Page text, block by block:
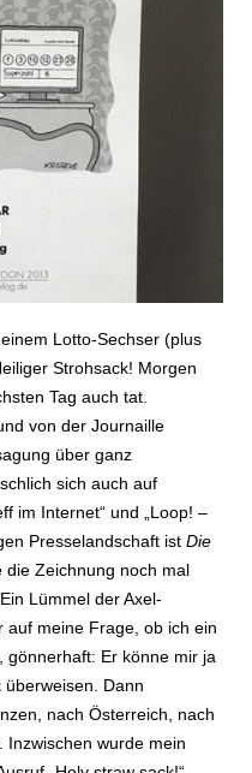
Lotto-Sechser (plus
Strohsack! Morgen
Tag auch tat.
von der Journaille
über ganz
sich auch auf
im Internet“ und „Loop! –
Presselandschaft ist Die
Zeichnung noch mal
Lümmel der Axel-
auf meine Frage, ob ich ein
gönnerhaft: Er könne mir ja
Dann
nach Österreich, nach
Inzwischen wurde mein